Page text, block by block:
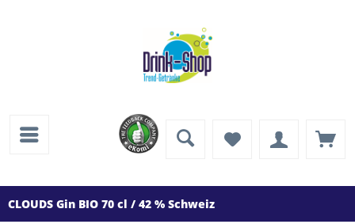
CLOUDS Gin BIO 70 cl / 42 % Schweiz